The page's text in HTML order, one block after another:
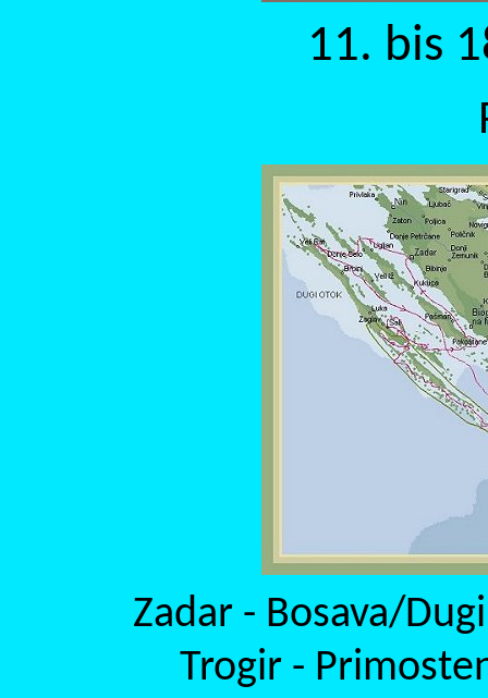
11. bis
Zadar - Bosava/
Trogir -